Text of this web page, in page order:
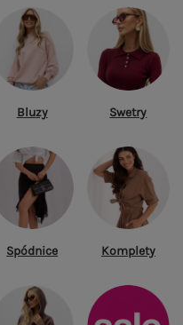
Bluzy Swetry
Spódnice Komplety